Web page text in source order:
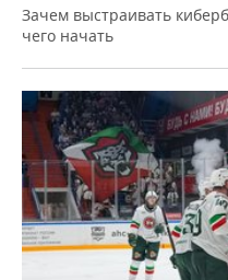
Зачем выстраивать
чего начать